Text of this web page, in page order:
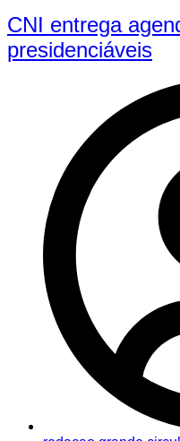
CNI entrega
presidenciáveis